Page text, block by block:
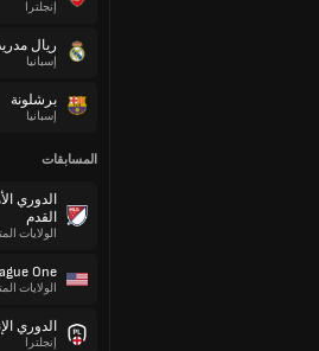
إنجلترا
ريال
إسبانيا
برشلونة
إسبانيا
المسابقات
الدوري
القدم
الولايات
One
الولايات
الدوري
إنجلترا